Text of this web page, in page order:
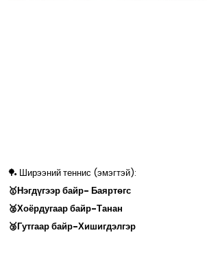
🏓 Ширээний теннис (эмэгтэй):
🥇Нэгдүгээр байр- Баяртөгс
🥈Хоёрдугаар байр-Танан
🥉Гутгаар байр-Хишигдэлгэр